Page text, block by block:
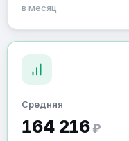
в месяц
Средняя
164 216 ₽